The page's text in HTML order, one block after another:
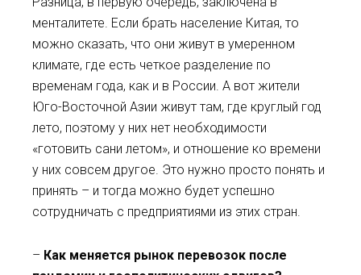
менталитете. Если брать население Китая, то
можно сказать, что они живут в умеренном
климате, где есть четкое разделение по
временам года, как и в России. А вот жители
Юго-Восточной Азии живут там, где круглый год
лето, поэтому у них нет необходимости
«готовить сани летом», и отношение ко времени
у них совсем другое. Это нужно просто понять и
принять – и тогда можно будет успешно
сотрудничать с предприятиями из этих стран.
– Как меняется рынок перевозок после